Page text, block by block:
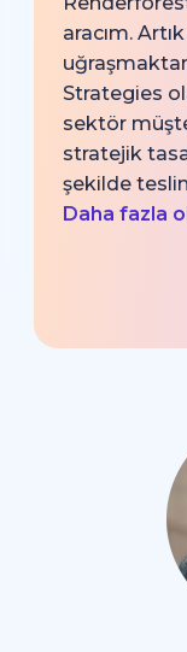
aracım.
Strategies
sektör
stratejik
şekilde
Daha fazla